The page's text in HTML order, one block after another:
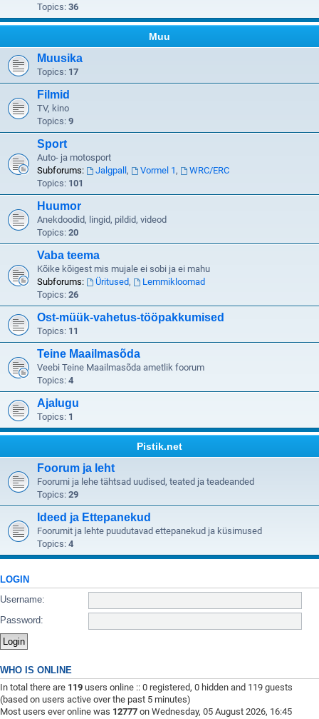
Topics: 36
Muu
Muusika
Topics: 17
Filmid
TV, kino
Topics: 9
Sport
Auto- ja motosport
Subforums:
Jalgpall, Vormel 1 ,
WRC/ERC
Topics: 101
Huumor
Anekdoodid, lingid, pildid, videod
Topics: 20
Vaba teema
Kõike kõigest mis mujale ei sobi ja ei mahu
Subforums:
Üritused,
Lemmikloomad
Topics: 26
Ost-müük-vahetus-tööpakkumised
Topics: 11
Teine Maailmasõda
Veebi Teine Maailmasõda ametlik foorum
Topics: 4
Ajalugu
Topics: 1
Pistik.net
Foorum ja leht
Foorumi ja lehe tähtsad uudised, teated ja teadeanded
Topics: 29
Ideed ja Ettepanekud
Foorumit ja lehte puudutavad ettepanekud ja küsimused
Topics: 4
LOGIN
Username:
Password:
WHO IS ONLINE
In total there are 119 users online :: 0 registered, 0 hidden and 119 guests
(based on users active over the past 5 minutes)
Most users ever online was 12777 on Wednesday, 05 August 2026, 16:45